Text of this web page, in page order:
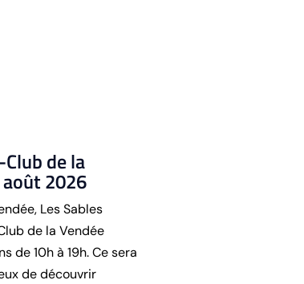
de la
août 2026
Les Sables
de la Vendée
de 10h à 19h. Ce sera
de découvrir